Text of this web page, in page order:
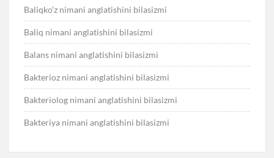
Baliqko’z nimani anglatishini bilasizmi
Baliq nimani anglatishini bilasizmi
Balans nimani anglatishini bilasizmi
Bakterioz nimani anglatishini bilasizmi
Bakteriolog nimani anglatishini bilasizmi
Bakteriya nimani anglatishini bilasizmi